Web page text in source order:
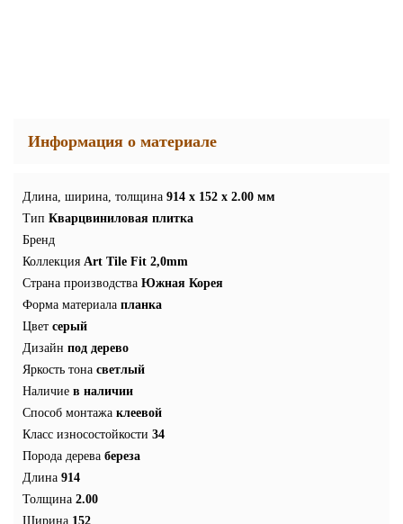
Информация о материале
Длина, ширина, толщина 914 x 152 x 2.00 мм
Тип Кварцвиниловая плитка
Бренд
Коллекция Art Tile Fit 2,0mm
Страна производства Южная Корея
Форма материала планка
Цвет серый
Дизайн под дерево
Яркость тона светлый
Наличие в наличии
Способ монтажа клеевой
Класс износостойкости 34
Порода дерева береза
Длина 914
Толщина 2.00
Ширина 152